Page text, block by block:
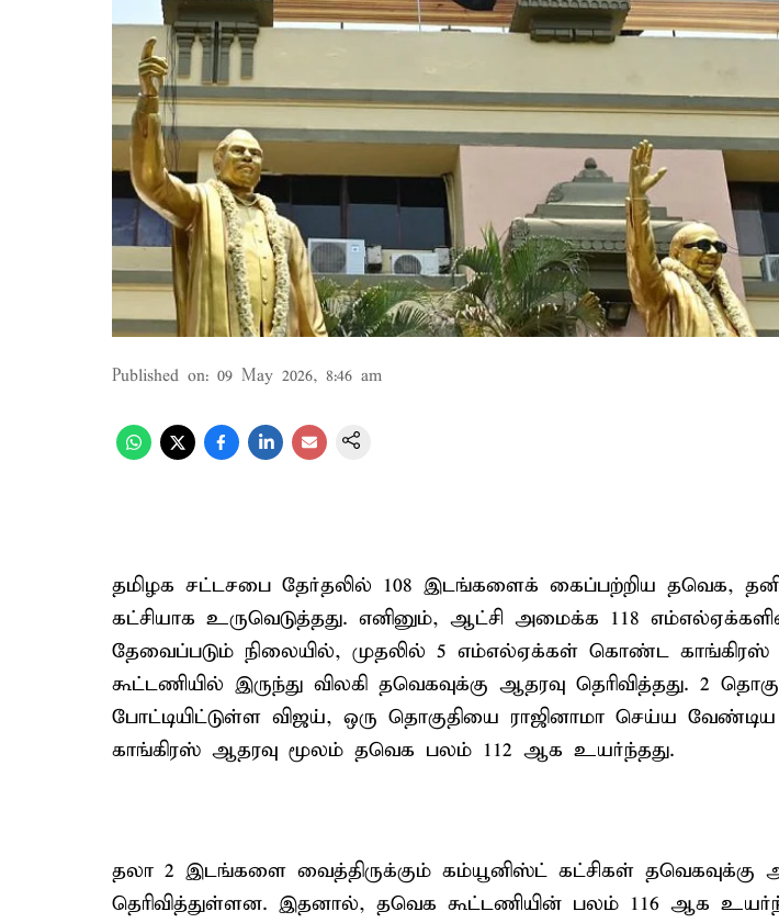
Published on: 09 May 2026, 8:46 am
தமிழக சட்டசபை தேர்தலில் 108 இடங்களைக் கைப்பற்றிய தவெக,
கட்சியாக உருவெடுத்தது. எனினும், ஆட்சி அமைக்க 118
தேவைப்படும் நிலையில், முதலில் 5 எம்எல்ஏக்கள் கொண்ட காங்கிரஸ்
கூட்டணியில் இருந்து விலகி தவெகவுக்கு ஆதரவு தெரிவித்தது. 2
போட்டியிட்டுள்ள விஜய், ஒரு தொகுதியை ராஜினாமா செய்ய
காங்கிரஸ் ஆதரவு மூலம் தவெக பலம் 112 ஆக உயர்ந்தது.
தலா 2 இடங்களை வைத்திருக்கும் கம்யூனிஸ்ட் கட்சிகள் தவெகவுக்கு
தெரிவித்துள்ளன. இதனால், தவெக கூட்டணியின் பலம் 116 ஆக